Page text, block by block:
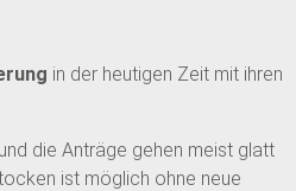
in der heutigen Zeit mit ihren
die Anträge gehen meist glatt
ist möglich ohne neue